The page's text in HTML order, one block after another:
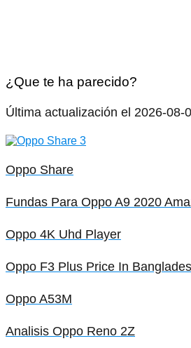
¿Que te ha parecido?
Última actualización el 2026-
Oppo Share
Fundas Para Oppo A9 2020
Oppo 4K Uhd Player
Oppo F3 Plus Price In
Oppo A53M
Analisis Oppo Reno 2Z